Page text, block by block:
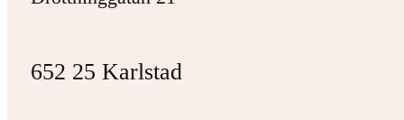
652 25 Karlstad